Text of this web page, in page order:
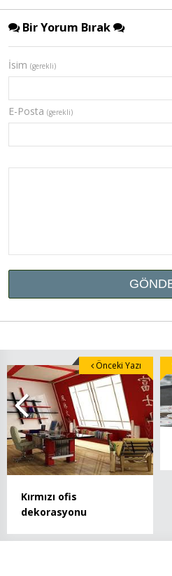
Bir Yorum Bırak
İsim (gerekli)
E-Posta (gerekli)
Kırmızı ofis
dekorasyonu
Önceki Yazı